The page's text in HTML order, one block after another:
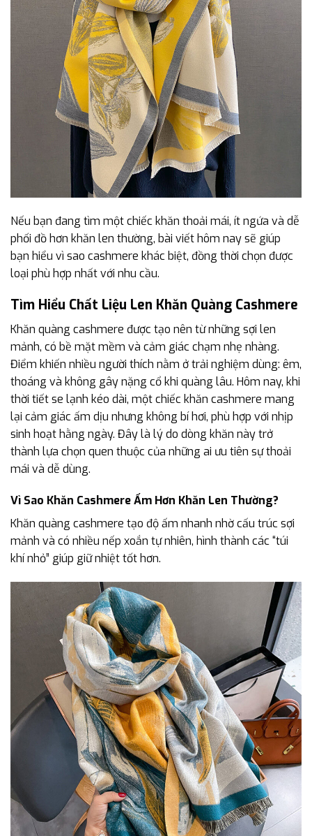
Nếu bạn đang tìm một chiếc khăn thoải mái, ít ngứa và dễ
phối đồ hơn khăn len thường, bài viết hôm nay sẽ giúp
bạn hiểu vì sao cashmere khác biệt, đồng thời chọn được
loại phù hợp nhất với nhu cầu.
Tìm Hiểu Chất Liệu Len Khăn Quàng Cashmere
Khăn quàng cashmere được tạo nên từ những sợi len
mảnh, có bề mặt mềm và cảm giác chạm nhẹ nhàng.
Điểm khiến nhiều người thích nằm ở trải nghiệm dùng: êm,
thoáng và không gây nặng cổ khi quàng lâu. Hôm nay, khi
thời tiết se lạnh kéo dài, một chiếc khăn cashmere mang
lại cảm giác ấm dịu nhưng không bí hơi, phù hợp với nhịp
sinh hoạt hằng ngày. Đây là lý do dòng khăn này trở
thành lựa chọn quen thuộc của những ai ưu tiên sự thoải
mái và dễ dùng.
Vì Sao Khăn Cashmere Ấm Hơn Khăn Len Thường?
Khăn quàng cashmere tạo độ ấm nhanh nhờ cấu trúc sợi
mảnh và có nhiều nếp xoắn tự nhiên, hình thành các “túi
khí nhỏ” giúp giữ nhiệt tốt hơn.